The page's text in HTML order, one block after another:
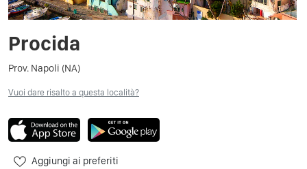
Procida
Prov. Napoli (NA)
Vuoi dare risalto a questa località?
Aggiungi ai preferiti